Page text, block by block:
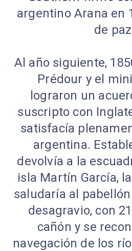
argentino Arana en
de
Al año siguiente,
Prédour y el
lograron un
suscripto con
satisfacía
argentina.
devolvía a la
isla Martín García,
saludaría al
desagravio, con
cañón y se
navegación de los